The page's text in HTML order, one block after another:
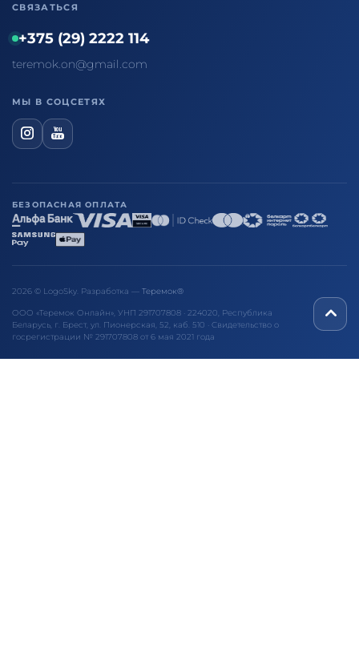
СВЯЗАТЬСЯ
+375 (29) 2222 114
teremok.on@gmail.com
МЫ В СОЦСЕТЯХ
БЕЗОПАСНАЯ ОПЛАТА
2026 © LogoSky. Разработка — Теремок®
ООО «Теремок Онлайн», УНП 291707808 · 224020, Республика
Беларусь, г. Брест, ул. Пионерская, 52, каб. 510 · Свидетельство о
госрегистрации № 291707808 от 6 мая 2021 года